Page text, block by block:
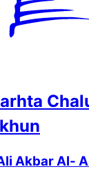
Akbar Al-